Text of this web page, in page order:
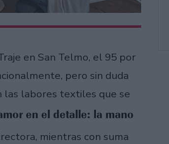
en San Telmo, el 95 por
pero sin duda
las labores textiles que se
en el detalle: la mano
mientras con suma